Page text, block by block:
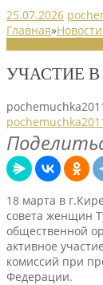
25.07.2026
Главная»
УЧАСТИЕ
18 марта в
совета женщин
общественной
активное
комиссий при
Федерации.